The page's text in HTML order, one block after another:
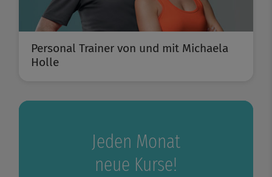
Personal Trainer von und mit Michaela
Holle
Jeden Monat
neue Kurse!